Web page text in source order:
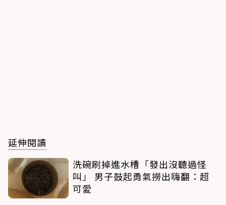
延伸閱讀
洗碗刷掉進水槽「發出沒聽過怪
叫」 男子鼓起勇氣撈出嗨翻：超
可愛